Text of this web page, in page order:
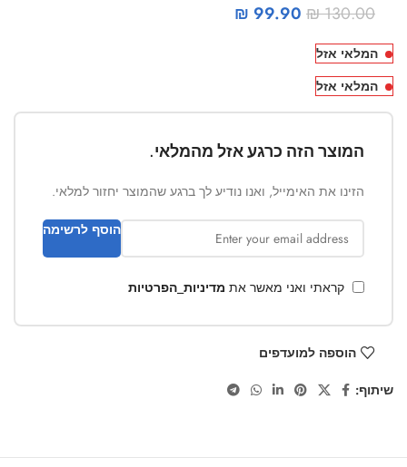
₪130.00
₪ 99.90
המלאי אזל
המלאי אזל
המוצר הזה כרגע אזל מהמלאי.
הזינו את האימייל, ואנו נודיע לך ברגע שהמוצר יחזור למלאי.
הוסף לרשימה
קראתי ואני מאשר את מדיניות_הפרטיות
הוספה למועדפים
שיתוף: